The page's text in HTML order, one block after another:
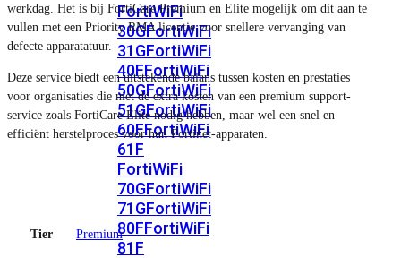
FortiWiFi
30GFortiWiFi
31GFortiWiFi
40FFortiWiFi
50GFortiWiFi
51GFortiWiFi
60FFortiWiFi
61F
FortiWiFi
70GFortiWiFi
71GFortiWiFi
80FFortiWiFi
81F
werkdag. Het is bij FortiCare Premium en Elite mogelijk om dit aan te
vullen met een Priority RMA licentie voor snellere vervanging van
defecte apparatatuur.
Deze service biedt een uitstekende balans tussen kosten en prestaties
voor organisaties die niet de extra kosten van een premium support-
service zoals FortiCare Elite nodig hebben, maar wel een snel en
efficiënt herstelproces voor hun Fortinet-apparaten.
Tier Premium